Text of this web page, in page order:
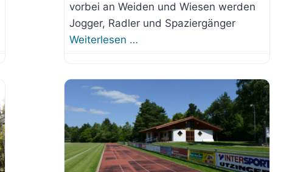
vorbei an Weiden und Wiesen werden
Jogger, Radler und Spaziergänger
Weiterlesen …